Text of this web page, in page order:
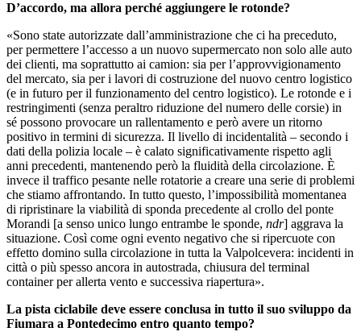
D’accordo, ma allora perché aggiungere le rotonde?
«Sono state autorizzate dall’amministrazione che ci ha preceduto,
per permettere l’accesso a un nuovo supermercato non solo alle auto
dei clienti, ma soprattutto ai camion: sia per l’approvvigionamento
del mercato, sia per i lavori di costruzione del nuovo centro logistico
(e in futuro per il funzionamento del centro logistico). Le rotonde e i
restringimenti (senza peraltro riduzione del numero delle corsie) in
sé possono provocare un rallentamento e però avere un ritorno
positivo in termini di sicurezza. Il livello di incidentalità – secondo i
dati della polizia locale – è calato significativamente rispetto agli
anni precedenti, mantenendo però la fluidità della circolazione. È
invece il traffico pesante nelle rotatorie a creare una serie di problemi
che stiamo affrontando. In tutto questo, l’impossibilità momentanea
di ripristinare la viabilità di sponda precedente al crollo del ponte
Morandi [a senso unico lungo entrambe le sponde, ndr] aggrava la
situazione. Così come ogni evento negativo che si ripercuote con
effetto domino sulla circolazione in tutta la Valpolcevera: incidenti in
città o più spesso ancora in autostrada, chiusura del terminal
container per allerta vento e successiva riapertura».
La pista ciclabile deve essere conclusa in tutto il suo sviluppo da
Fiumara a Pontedecimo entro quanto tempo?